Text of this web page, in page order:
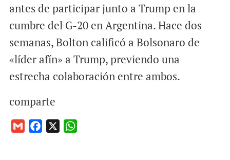
antes de participar junto a Trump en la
cumbre del G-20 en Argentina. Hace dos
semanas, Bolton calificó a Bolsonaro de
«líder afín» a Trump, previendo una
estrecha colaboración entre ambos.
comparte